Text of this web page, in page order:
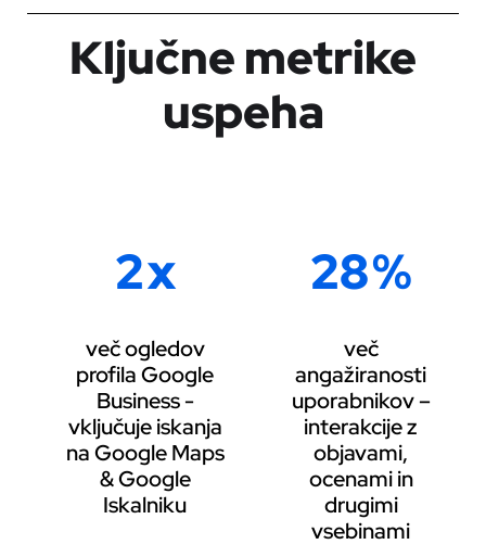
Ključne metrike
uspeha
2x
več ogledov
profila Google
Business -
vključuje iskanja
na Google Maps
& Google
Iskalniku
28%
več
angažiranosti
uporabnikov –
interakcije z
objavami,
ocenami in
drugimi
vsebinami